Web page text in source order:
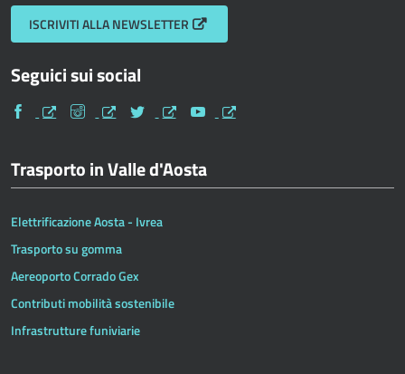
ISCRIVITI ALLA NEWSLETTER
Seguici sui social
Facebook Instagram Twitter Youtube
Trasporto in Valle d'Aosta
Elettrificazione Aosta - Ivrea
Trasporto su gomma
Aereoporto Corrado Gex
Contributi mobilità sostenibile
Infrastrutture funiviarie